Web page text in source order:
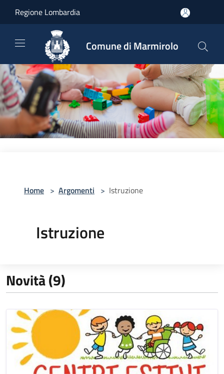
Regione Lombardia
Comune di Marmirolo
Home > Argomenti > Istruzione
Istruzione
Novità (9)